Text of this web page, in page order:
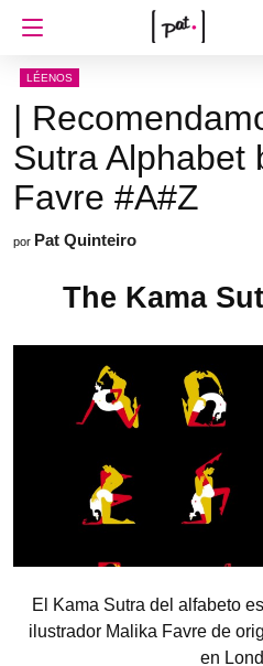
LÉENOS
|
Sutra Alphabet
Favre #A#Z
por Pat Quinteiro
The Kama
El Kama Sutra del alfabeto
ilustrador Malika Favre de
en